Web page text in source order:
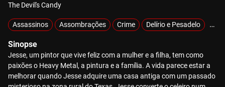
The Devil's Candy
Assassinos Assombrações Crime Delírio e Pesadelo
Sinopse
Jesse, um pintor que vive feliz com a mulher e a filha, tem como
paixões o Heavy Metal, a pintura e a família. A vida parece estar a
melhorar quando Jesse adquire uma casa antiga com um passado